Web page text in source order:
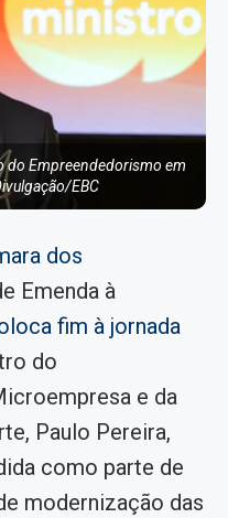
do Empreendedorismo em
EBC
dos
Emenda à
fim à jornada
do
e da
Paulo Pereira,
como parte de
modernização das